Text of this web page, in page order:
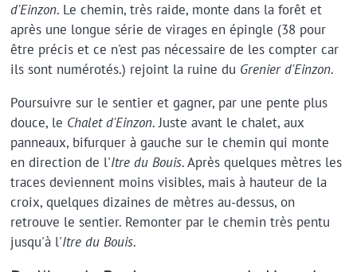
d'Einzon. Le chemin, très raide, monte dans la forêt et
après une longue série de virages en épingle (38 pour
être précis et ce n'est pas nécessaire de les compter car
ils sont numérotés.) rejoint la ruine du Grenier d'Einzon.
Poursuivre sur le sentier et gagner, par une pente plus
douce, le Chalet d'Einzon. Juste avant le chalet, aux
panneaux, bifurquer à gauche sur le chemin qui monte
en direction de l'Itre du Bouis. Après quelques mètres les
traces deviennent moins visibles, mais à hauteur de la
croix, quelques dizaines de mètres au-dessus, on
retrouve le sentier. Remonter par le chemin très pentu
jusqu'à l'Itre du Bouis.